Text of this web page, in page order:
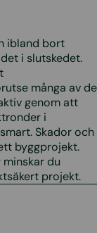
ibland bort
i slutskedet.
många av de
genom att
i
Skador och
byggprojekt.
du
projekt.